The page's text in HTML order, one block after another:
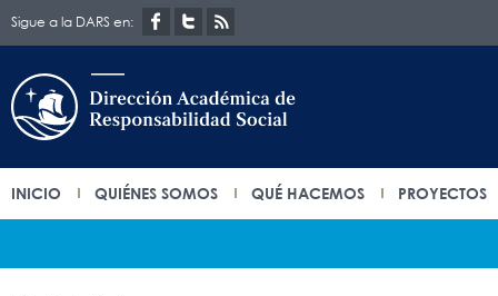
Sigue a la DARS en:
INICIO QUIÉNES SOMOS QUÉ HACEMOS PROYECTOS